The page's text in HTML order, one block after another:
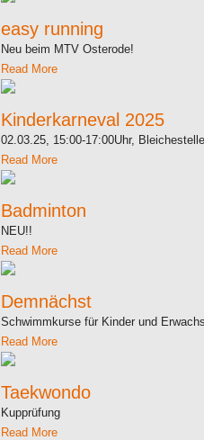
easy running
Neu beim MTV Osterode!
Read More
Kinderkarneval 2025
02.03.25, 15:00-17:00Uhr, Bleichestelle
Read More
Badminton
NEU!!
Read More
Demnächst
Schwimmkurse für Kinder und
Read More
Taekwondo
Kupprüfung
Read More